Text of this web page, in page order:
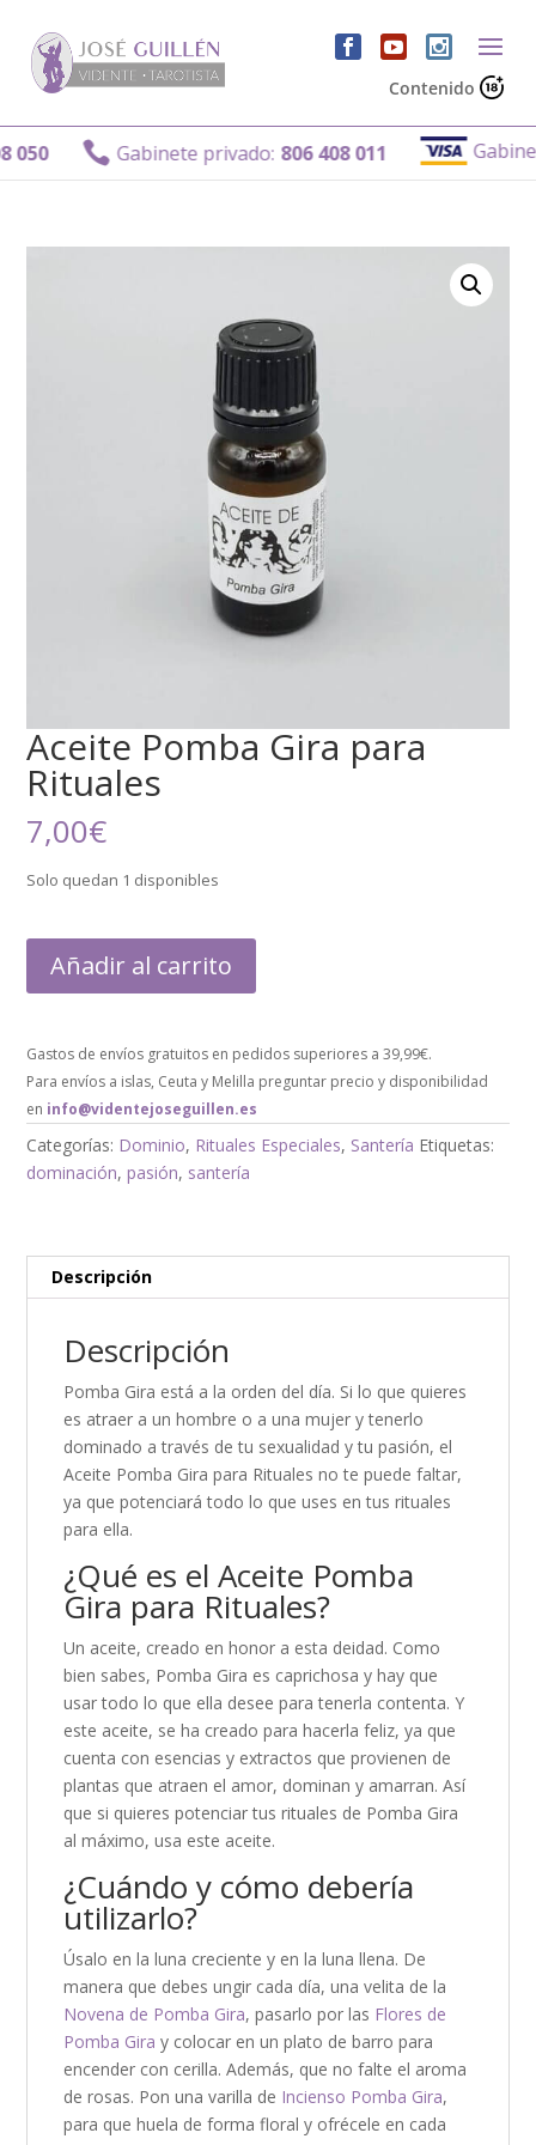
Contenido
 Gabinete privado: 806 408 011 Gabinete
Aceite Pomba Gira para
Rituales
7,00€
Solo quedan 1 disponibles
Añadir al carrito
Gastos de envíos gratuitos en pedidos superiores a 39,99€.
Para envíos a islas, Ceuta y Melilla preguntar precio y disponibilidad
en info@videntejoseguillen.es
Categorías: Dominio, Rituales Especiales, Santería Etiquetas:
dominación,pasión, santería
Descripción
Descripción
Pomba Gira está a la orden del día. Si lo que quieres
es atraer a un hombre o a una mujer y tenerlo
dominado a través de tu sexualidad y tu pasión, el
Aceite Pomba Gira para Rituales no te puede faltar,
ya que potenciará todo lo que uses en tus rituales
para ella.
¿Qué es el Aceite Pomba
Gira para Rituales?
Un aceite, creado en honor a esta deidad. Como
bien sabes, Pomba Gira es caprichosa y hay que
usar todo lo que ella desee para tenerla contenta. Y
este aceite, se ha creado para hacerla feliz, ya que
cuenta con esencias y extractos que provienen de
plantas que atraen el amor, dominan y amarran. Así
que si quieres potenciar tus rituales de Pomba Gira
al máximo, usa este aceite.
¿Cuándo y cómo debería
utilizarlo?
Úsalo en la luna creciente y en la luna llena. De
manera que debes ungir cada día, una velita de la
Novena de Pomba Gira, pasarlo por las Flores de
Pomba Gira y colocar en un plato de barro para
encender con cerilla. Además, que no falte el aroma
de rosas. Pon una varilla de Incienso Pomba Gira,
para que huela de forma floral y ofrécele en cada